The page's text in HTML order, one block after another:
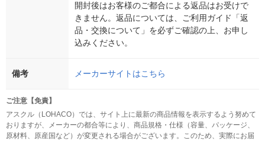
開封後はお客様のご都合による返品はお受けで
きません。返品については、ご利用ガイド「返
品・交換について」を必ずご確認の上、お申し
込みください。
備考 メーカーサイトはこちら
ご注意【免責】
アスクル（LOHACO）では、サイト上に最新の商品情報を表示するよう努めて
おりますが、メーカーの都合等により、商品規格・仕様（容量、パッケージ、
原材料、原産国など）が変更される場合がございます。このため、実際にお届